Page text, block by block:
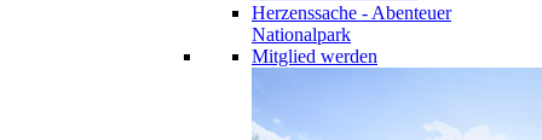
Herzenssache - Abenteuer
Nationalpark
Mitglied werden